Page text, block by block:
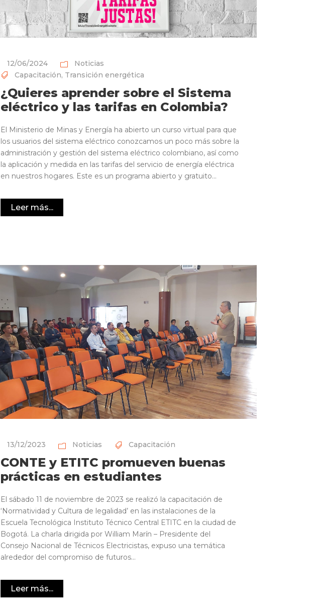
12/06/2024
Noticias
Capacitación, Transición energética
¿Quieres aprender sobre el Sistema
eléctrico y las tarifas en Colombia?
El Ministerio de Minas y Energía ha abierto un curso virtual para que
los usuarios del sistema eléctrico conozcamos un poco más sobre la
administración y gestión del sistema eléctrico colombiano, así como
la aplicación y medida en las tarifas del servicio de energía eléctrica
en nuestros hogares. Este es un programa abierto y gratuito...
Leer más...
13/12/2023 Noticias Capacitación
CONTE y ETITC promueven buenas
prácticas en estudiantes
El sábado 11 de noviembre de 2023 se realizó la capacitación de
‘Normatividad y Cultura de legalidad’ en las instalaciones de la
Escuela Tecnológica Instituto Técnico Central ETITC en la ciudad de
Bogotá. La charla dirigida por William Marín – Presidente del
Consejo Nacional de Técnicos Electricistas, expuso una temática
alrededor del compromiso de futuros...
Leer más...